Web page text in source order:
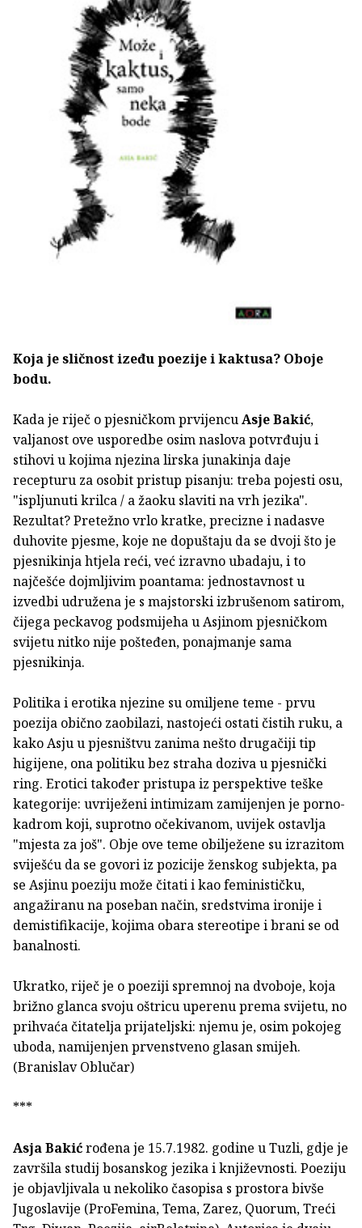
Koja je sličnost izeđu poezije i kaktusa? Oboje
bodu.
Kada je riječ o pjesničkom prvijencuAsje Bakić,
valjanost ove usporedbe osim naslova potvrđuju i
stihovi u kojima njezina lirska junakinja daje
recepturu za osobit pristup pisanju: treba pojesti osu,
"ispljunuti krilca / a žaoku slaviti na vrh jezika".
Rezultat? Pretežno vrlo kratke, precizne i nadasve
duhovite pjesme, koje ne dopuštaju da se dvoji što je
pjesnikinja htjela reći, već izravno ubadaju, i to
najčešće dojmljivim poantama: jednostavnost u
izvedbi udružena je s majstorski izbrušenom satirom,
čijega peckavog podsmijeha u Asjinom pjesničkom
svijetu nitko nije pošteđen, ponajmanje sama
pjesnikinja.
Politika i erotika njezine su omiljene teme - prvu
poezija obično zaobilazi, nastojeći ostati čistih ruku, a
kako Asju u pjesništvu zanima nešto drugačiji tip
higijene, ona politiku bez straha doziva u pjesnički
ring. Erotici također pristupa iz perspektive teške
kategorije: uvriježeni intimizam zamijenjen je porno-
kadrom koji, suprotno očekivanom, uvijek ostavlja
"mjesta za još". Obje ove teme obilježene su izrazitom
sviješću da se govori iz pozicije ženskog subjekta, pa
se Asjinu poeziju može čitati i kao feminističku,
angažiranu na poseban način, sredstvima ironije i
demistifikacije, kojima obara stereotipe i brani se od
banalnosti.
Ukratko, riječ je o poeziji spremnoj na dvoboje, koja
brižno glanca svoju oštricu uperenu prema svijetu, no
prihvaća čitatelja prijateljski: njemu je, osim pokojeg
uboda, namijenjen prvenstveno glasan smijeh.
(Branislav Oblučar)
***
Asja Bakićrođena je 15.7.1982. godine u Tuzli, gdje je
završila studij bosanskog jezika i književnosti. Poeziju
je objavljivala u nekoliko časopisa s prostora bivše
Jugoslavije (ProFemina, Tema, Zarez, Quorum, Treći